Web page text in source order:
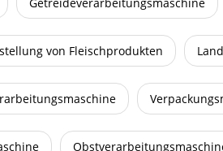
von Fleischprodukten